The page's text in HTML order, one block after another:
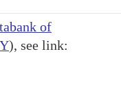
of
), see link: